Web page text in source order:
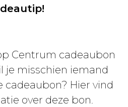
Centrum cadeaubon
je misschien iemand
cadeaubon? Hier vind
over deze bon.